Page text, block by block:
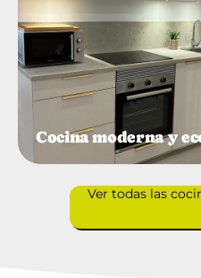
Cocina moderna y
Ver todas las